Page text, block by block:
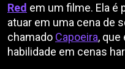
Red em um filme. Ela é
atuar em uma cena de
chamado Capoeira, que
habilidade em cenas